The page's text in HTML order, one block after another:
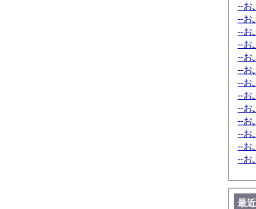
--お
--お
--お
--お
--お
--お
--お
--お
--お
--お
--お
--お
--お
最